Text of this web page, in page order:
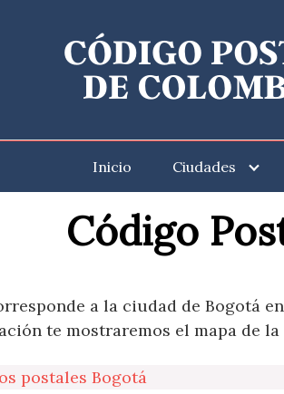
Inicio Ciudades
Código
a la ciudad de Bogotá
te mostraremos el mapa de la
postales Bogotá